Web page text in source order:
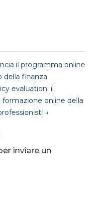
il programma online
della finanza
evaluation: il
online della
→
inviare un